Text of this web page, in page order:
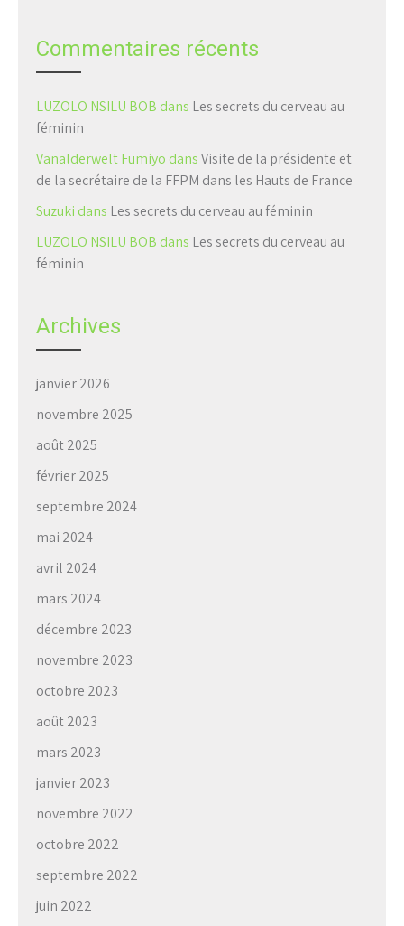
Commentaires récents
LUZOLO NSILU BOB dans Les secrets du cerveau au
féminin
Vanalderwelt Fumiyo dansVisite de la présidente et
de la secrétaire de la FFPM dans les Hauts de France
Suzuki dans Les secrets du cerveau au féminin
LUZOLO NSILU BOB dans Les secrets du cerveau au
féminin
Archives
janvier 2026
novembre 2025
août 2025
février 2025
septembre 2024
mai 2024
avril 2024
mars 2024
décembre 2023
novembre 2023
octobre 2023
août 2023
mars 2023
janvier 2023
novembre 2022
octobre 2022
septembre 2022
juin 2022